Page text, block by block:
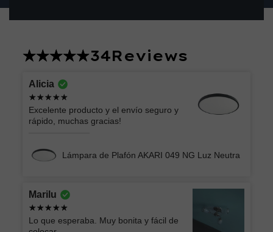
34Reviews
Alicia
Excelente producto y el envío seguro y
rápido, muchas gracias!
Lámpara de Plafón AKARI 049 NG Luz Neutra
Marilu
Lo que esperaba. Muy bonita y fácil de